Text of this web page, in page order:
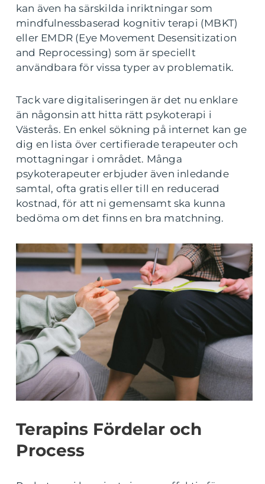
kan även ha särskilda inriktningar som
mindfulnessbaserad kognitiv terapi (MBKT)
eller EMDR (Eye Movement Desensitization
and Reprocessing) som är speciellt
användbara för vissa typer av problematik.
Tack vare digitaliseringen är det nu enklare
än någonsin att hitta rätt psykoterapi i
Västerås. En enkel sökning på internet kan ge
dig en lista över certifierade terapeuter och
mottagningar i området. Många
psykoterapeuter erbjuder även inledande
samtal, ofta gratis eller till en reducerad
kostnad, för att ni gemensamt ska kunna
bedöma om det finns en bra matchning.
Terapins Fördelar och
Process